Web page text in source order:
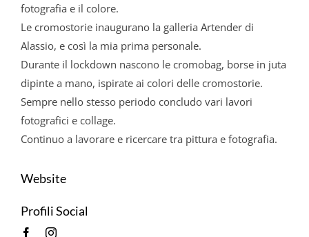
fotografia e il colore.
Le cromostorie inaugurano la galleria Artender di
Alassio, e così la mia prima personale.
Durante il lockdown nascono le cromobag, borse in juta
dipinte a mano, ispirate ai colori delle cromostorie.
Sempre nello stesso periodo concludo vari lavori
fotografici e collage.
Continuo a lavorare e ricercare tra pittura e fotografia.
Website
Profili Social